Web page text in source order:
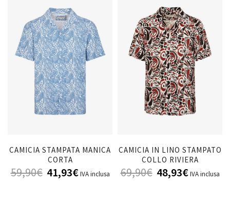
CAMICIA STAMPATA MANICA
CORTA
59,90€ 41,93€ IVA inclusa
CAMICIA IN LINO STAMPATO
COLLO RIVIERA
69,90€ 48,93€ IVA inclusa